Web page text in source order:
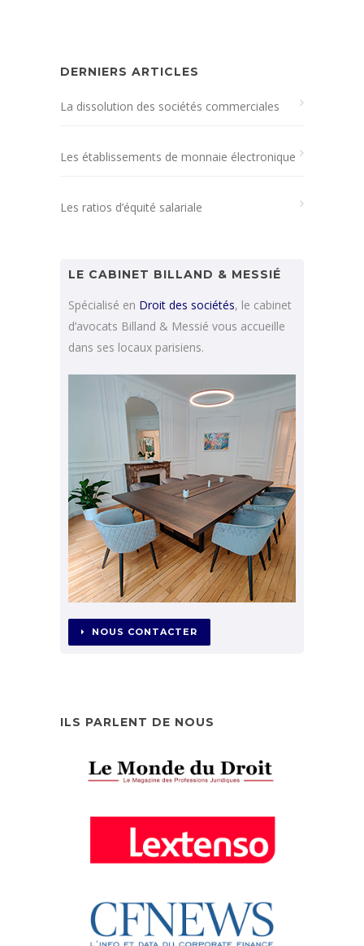
DERNIERS ARTICLES
La dissolution des sociétés commerciales
Les établissements de monnaie électronique
Les ratios d’équité salariale
LE CABINET BILLAND & MESSIÉ
Spécialisé en Droit des sociétés, le cabinet
d’avocats Billand & Messié vous accueille
dans ses locaux parisiens.
NOUS CONTACTER
ILS PARLENT DE NOUS